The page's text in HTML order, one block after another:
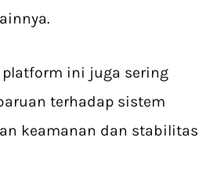
ini juga sering
terhadap sistem
keamanan dan stabilitas